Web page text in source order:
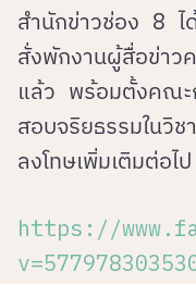
สำนักข่าวช่อง 8 ไ
สั่งพักงานผู้สื่อข่าว
แล้ว พร้อมตั้งคณะ
สอบจริยธรรมในวิ
ลงโทษเพิ่มเติมต่อไป
https://